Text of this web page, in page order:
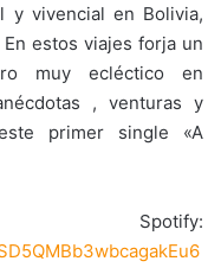
y vivencial en Bolivia,
estos viajes forja un
muy ecléctico en
, venturas y
primer single «A